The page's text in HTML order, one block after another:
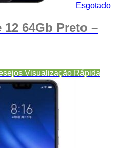
Esgotado
64Gb Preto –
Visualização Rápida